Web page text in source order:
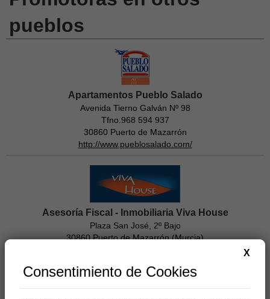
pueblos
Apartamentos Pueblo Salado
Avenida Tierno Galván Nº 98
Tfno.968 594 937
30860 Puerto de Mazarrón
http://www.pueblosalado.com/
Asesoría Fiscal - Inmobiliaria Viva House
Plaza San José, 2º Bajo
30860 Puerto de Mazarrón (Murcia)
X
Consentimiento de Cookies